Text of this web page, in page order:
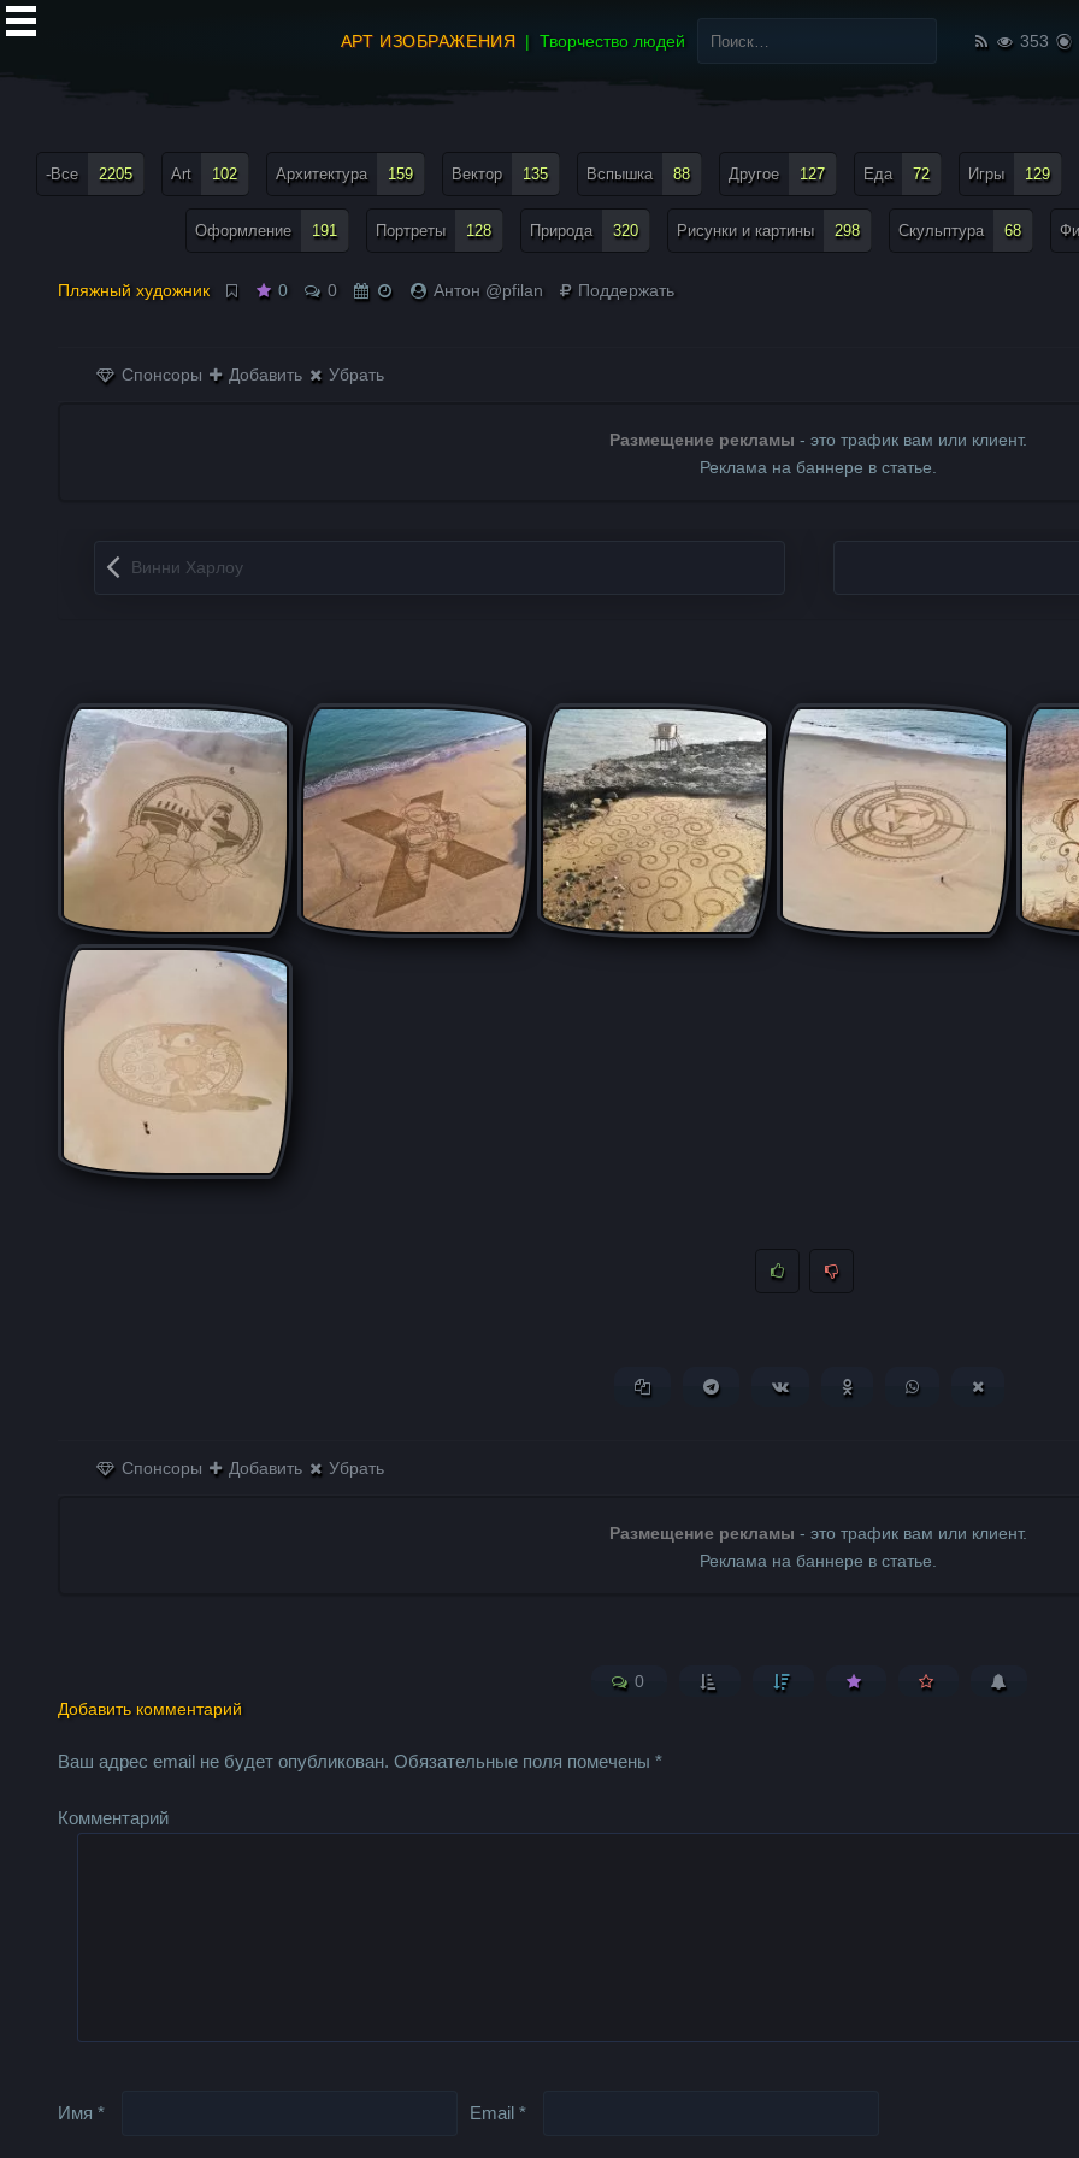
АРТ ИЗОБРАЖЕНИЯ Творчество людей
Найти:
353
-Все 2205 Art 102 Архитектура 159 Вектор 135 Вспышка 88 Другое 127 Еда 72 Игры 129
Оформление 191 Портреты 128 Природа 320 Рисунки и картины 298 Скульптура 68
Пляжный художник 0 0 Антон @pfilan Поддержать
Спонсоры Добавить Убрать
Размещение рекламы - это трафик вам или клиент.
Реклама на баннере в статье.
Запись навигация
Винни Харлоу
Копировать ссылкуПоделиться в Telegram
Поделиться ВКонтакте
Поделиться вПоделиться в
Спонсоры Добавить Убрать
Размещение рекламы - это трафик вам или клиент.
Реклама на баннере в статье.
0
Добавить комментарий
Ваш адрес email не будет опубликован. Обязательные поля помечены*
Комментарий
Имя* Email*